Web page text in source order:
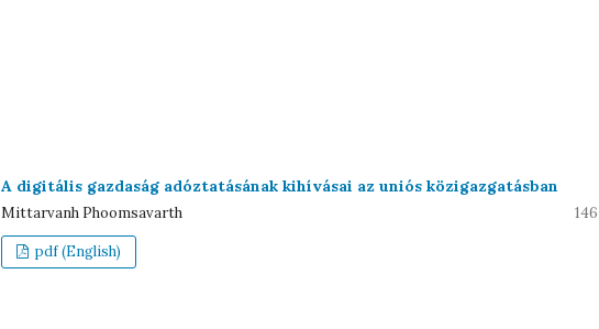
A digitális gazdaság adóztatásának kihívásai az uniós közigazgatásban
Mittarvanh Phoomsavarth
pdf (English)